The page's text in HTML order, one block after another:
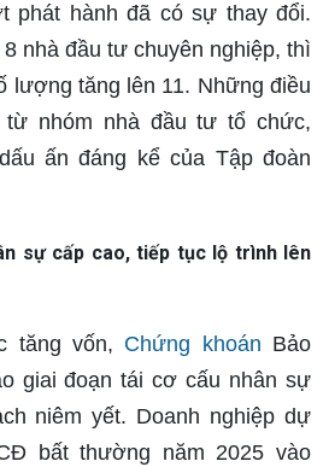
phát hành đã có sự thay đổi.
nhà đầu tư chuyên nghiệp, thì
lượng tăng lên 11. Những điều
từ nhóm nhà đầu tư tổ chức,
ấn đáng kể của Tập đoàn
sự cấp cao, tiếp tục lộ trình lên
tăng vốn, Chứng khoán Bảo
giai đoạn tái cơ cấu nhân sự
niêm yết. Doanh nghiệp dự
bất thường năm 2025 vào